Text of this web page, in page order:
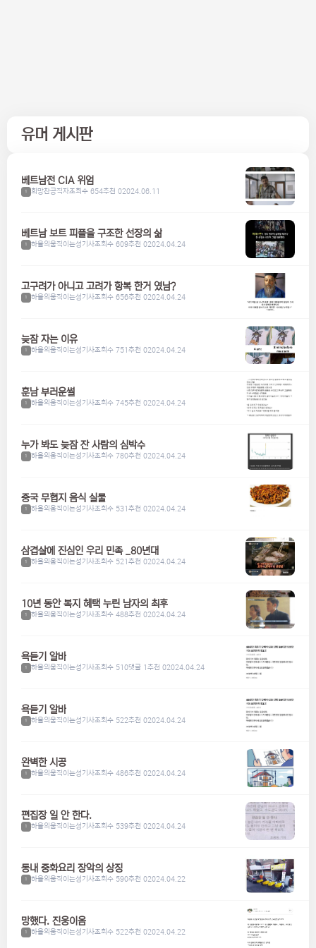
유머 게시판
베트남전 CIA 위엄
1 희망찬공직자조회수 654추천 02024.06.11
베트남 보트 피플을 구조한 선장의 삶
1 하울의움직이는성기사조회수 609추천 02024.04.24
고구려가 아니고 고려가 항복 한거 였남?
1 하울의움직이는성기사조회수 656추천 02024.04.24
늦잠 자는 이유
1 하울의움직이는성기사조회수 751추천 02024.04.24
훈남 부러운썰
1 하울의움직이는성기사조회수 745추천 02024.04.24
누가 봐도 늦잠 잔 사람의 심박수
1 하울의움직이는성기사조회수 780추천 02024.04.24
중국 무협지 음식 실물
1 하울의움직이는성기사조회수 531추천 02024.04.24
삼겹살에 진심인 우리 민족 _80년대
1 하울의움직이는성기사조회수 521추천 02024.04.24
10년 동안 복지 혜택 누린 남자의 최후
1 하울의움직이는성기사조회수 488추천 02024.04.24
욕듣기 알바
1 하울의움직이는성기사조회수 510댓글 1추천 02024.04.24
욕듣기 알바
1 하울의움직이는성기사조회수 522추천 02024.04.24
완벽한 시공
1 하울의움직이는성기사조회수 486추천 02024.04.24
편집장 일 안 한다.
1 하울의움직이는성기사조회수 539추천 02024.04.24
동내 중화요리 장악의 상징
1 하울의움직이는성기사조회수 590추천 02024.04.22
망했다. 진웅이옴
1 하울의움직이는성기사조회수 522추천 02024.04.22